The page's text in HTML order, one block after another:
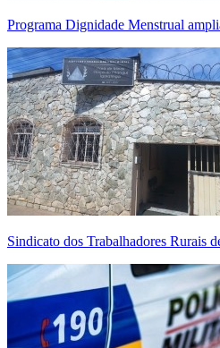
Programa Dignidade Menstrual
Sindicato dos Trabalhadores Rurais